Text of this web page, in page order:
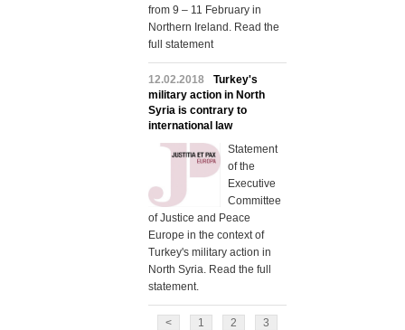
from 9 – 11 February in
Northern Ireland. Read the
full statement
12.02.2018
Turkey's
military action in North
Syria is contrary to
international law
Statement
of the
Executive
Committee
of Justice and Peace
Europe in the context of
Turkey's military action in
North Syria. Read the full
statement.
< 1 2
3